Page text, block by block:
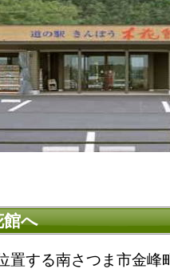
へ
置する南さつま市金峰